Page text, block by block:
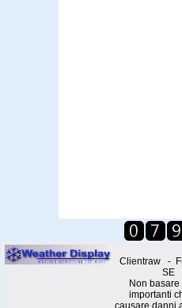
Clientraw -
Non
importanti
causare danni